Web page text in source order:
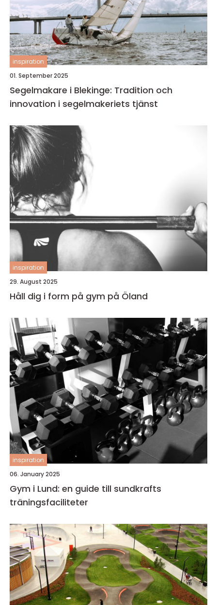
inspiration
01. September 2025
Segelmakare i Blekinge: Tradition och
innovation i segelmakeriets tjänst
inspiration
29. August 2025
Håll dig i form på gym på Öland
inspiration
06. January 2025
Gym i Lund: en guide till sundkrafts
träningsfaciliteter